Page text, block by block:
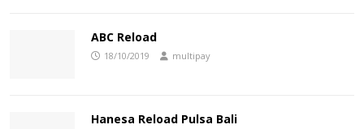
ABC Reload
18/10/2019 multipay
Hanesa Reload Pulsa Bali